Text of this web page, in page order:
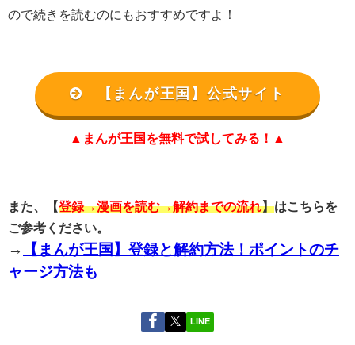
ので続きを読むのにもおすすめですよ！
【まんが王国】公式サイト
▲まんが王国を無料で試してみる！▲
また、【登録→漫画を読む→解約までの流れ】はこちらを
ご参考ください。
→
【まんが王国】登録と解約方法！ポイントのチ
ャージ方法も
LINE